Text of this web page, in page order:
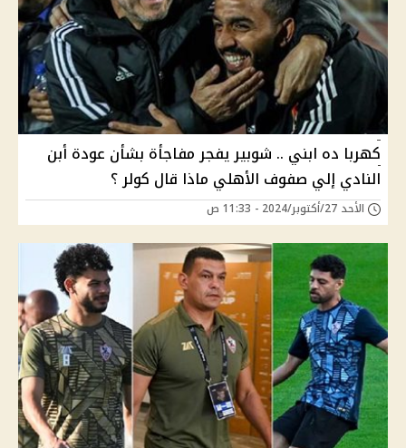
كهربا ده ابني .. شوبير يفجر مفاجأة بشأن عودة أبن
النادي إلي صفوف الأهلي ماذا قال كولر ؟
الأحد 27/أكتوبر/2024 - 11:33 ص